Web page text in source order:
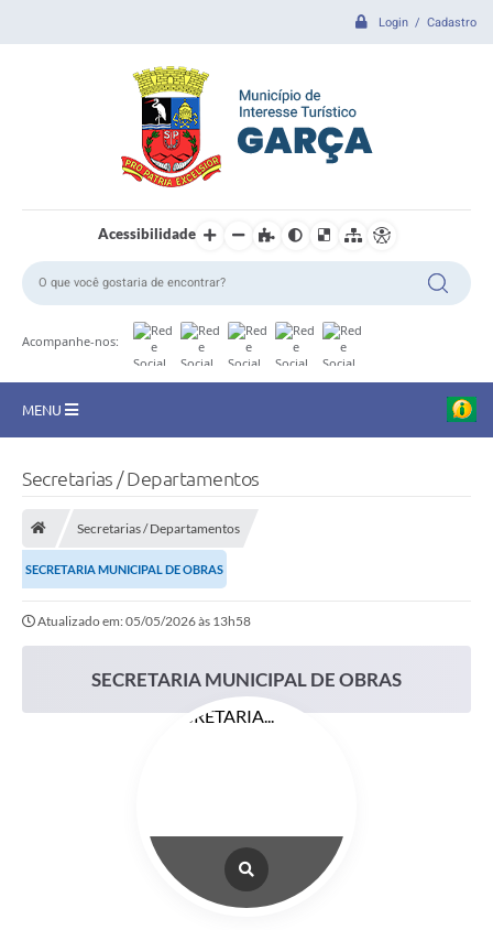
Login / Cadastro
Acessibilidade
Acompanhe-nos:
MENU
CIDADE
Prefeitura
DIÁRIO OFICIAL
OUVIDORIA
Inscrição para o Conselho Municipal dos Usuários dos
Serviços Públicos - COMUSP
Secretarias / Departamentos
Secretarias / Departamentos
SECRETARIA MUNICIPAL DE OBRAS
Atualizado em: 05/05/2026 às 13h58
SECRETARIA MUNICIPAL DE OBRAS